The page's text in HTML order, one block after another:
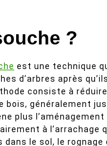
?
est une technique
d’arbres après
consiste à
généralement
plus l’aménagement
à l’arrachage
le sol, le rognage